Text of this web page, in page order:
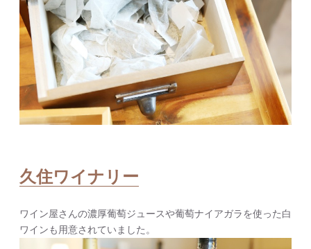
久住ワイナリー
ワイン屋さんの濃厚葡萄ジュースや葡萄ナイアガラを使った白
ワインも用意されていました。